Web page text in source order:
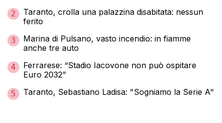
2
Taranto, crolla una palazzina disabitata: nessun
ferito
3
Marina di Pulsano, vasto incendio: in fiamme
anche tre auto
4
Ferrarese: “Stadio Iacovone non può ospitare
Euro 2032”
5 Taranto, Sebastiano Ladisa: "Sogniamo la Serie A"